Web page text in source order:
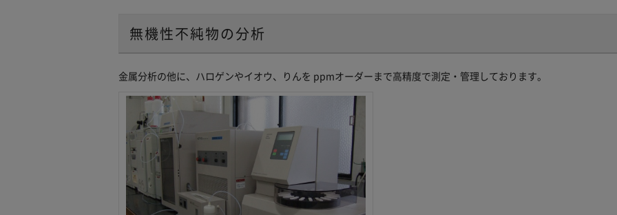
無機性不純物の分析
金属分析の他に、ハロゲンやイオウ、りんを ppmオーダーまで高精度で測定・管理しております。